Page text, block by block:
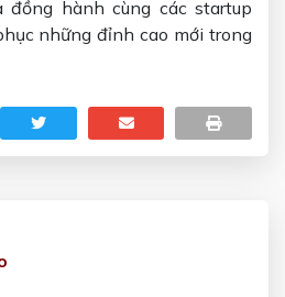
hành cùng các startup
những đỉnh cao mới trong